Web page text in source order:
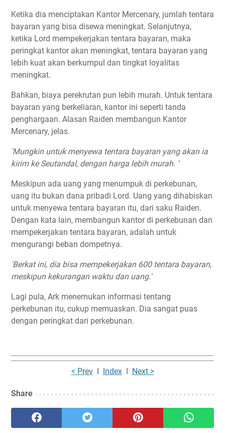
Ketika dia menciptakan Kantor Mercenary, jumlah tentara
bayaran yang bisa disewa meningkat. Selanjutnya,
ketika Lord mempekerjakan tentara bayaran, maka
peringkat kantor akan meningkat, tentara bayaran yang
lebih kuat akan berkumpul dan tingkat loyalitas
meningkat.
Bahkan, biaya perekrutan pun lebih murah. Untuk tentara
bayaran yang berkeliaran, kantor ini seperti tanda
penghargaan. Alasan Raiden membangun Kantor
Mercenary, jelas.
'Mungkin untuk menyewa tentara bayaran yang akan ia
kirim ke Seutandal, dengan harga lebih murah. '
Meskipun ada uang yang menumpuk di perkebunan,
uang itu bukan dana pribadi Lord. Uang yang dihabiskan
untuk menyewa tentara bayaran itu, dari saku Raiden.
Dengan kata lain, membangun kantor di perkebunan dan
mempekerjakan tentara bayaran, adalah untuk
mengurangi beban dompetnya.
'Berkat ini, dia bisa mempekerjakan 600 tentara bayaran,
meskipun kekurangan waktu dan uang.'
Lagi pula, Ark menemukan informasi tentang
perkebunan itu, cukup memuaskan. Dia sangat puas
dengan peringkat dari perkebunan.
< PrevI IndexI Next >
Share